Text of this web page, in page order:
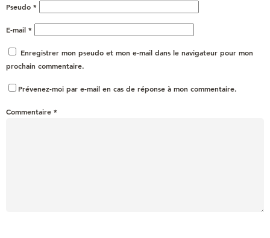
Pseudo *
E-mail *
Enregistrer mon pseudo et mon e-mail dans le navigateur pour mon
prochain commentaire.
Prévenez-moi par e-mail en cas de réponse à mon commentaire.
Commentaire *